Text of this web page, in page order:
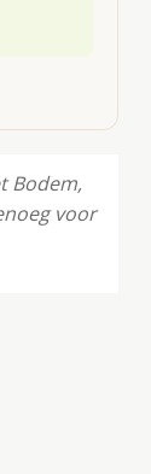
Bodem,
voor